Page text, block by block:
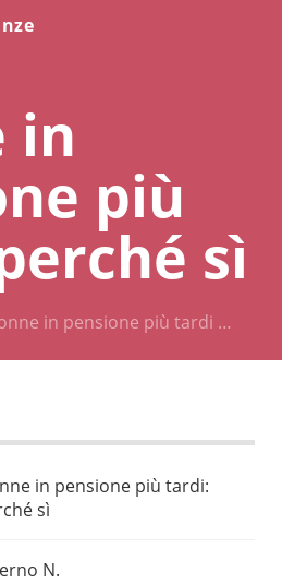
in
più
sì
in pensione più tardi …
in pensione più tardi:
sì
N.